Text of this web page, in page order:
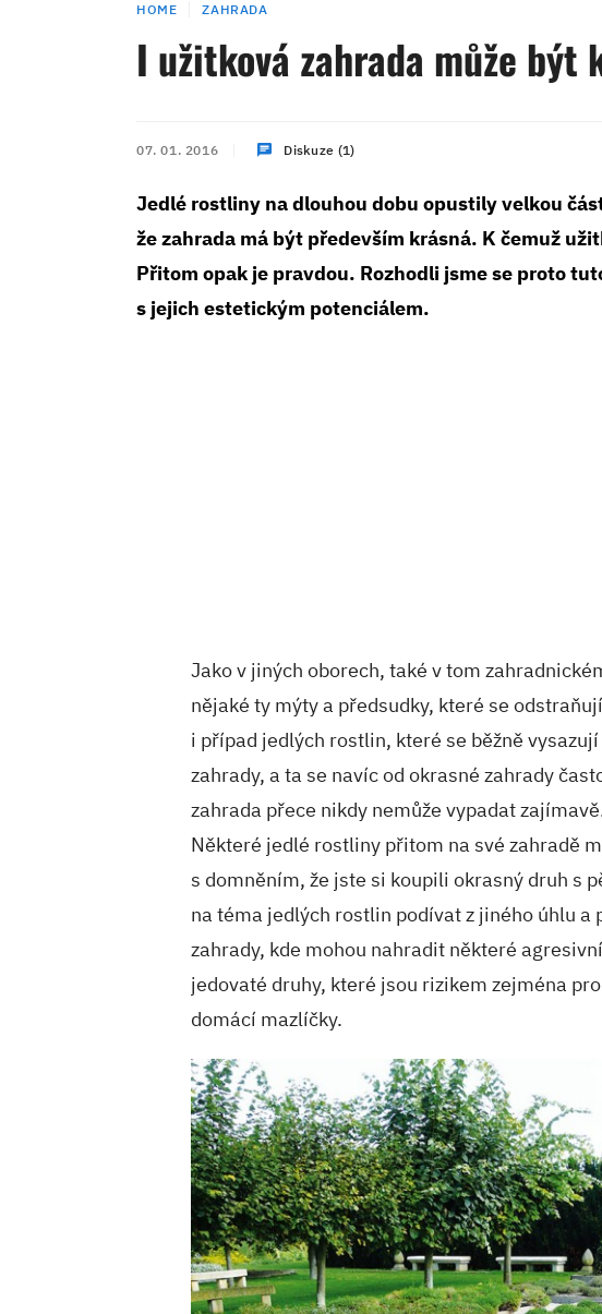
HOME ZAHRADA
I užitková zahrada může být
07. 01. 2016 Diskuze (1)
Jedlé rostliny na dlouhou dobu opustily velkou
že zahrada má být především krásná. K čemuž
Přitom opak je pravdou. Rozhodli jsme se proto
s jejich estetickým potenciálem.
Jako v jiných oborech, také v tom
nějaké ty mýty a předsudky, které se
i případ jedlých rostlin, které se běžně
zahrady, a ta se navíc od okrasné zahrady
zahrada přece nikdy nemůže vypadat
Některé jedlé rostliny přitom na své zahradě
s domněním, že jste si koupili okrasný druh s
na téma jedlých rostlin podívat z jiného úhlu a
zahrady, kde mohou nahradit některé
jedovaté druhy, které jsou rizikem zejména
domácí mazlíčky.